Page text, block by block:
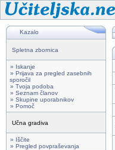
Kazalo
Spletna zbornica
» Iskanje
» Prijava za pregled zasebnih
sporočil
» Tvoja podoba
» Seznam članov
» Skupine uporabnikov
» Pomoč
Učna gradiva
» Iščite
» Pregled povpraševanja